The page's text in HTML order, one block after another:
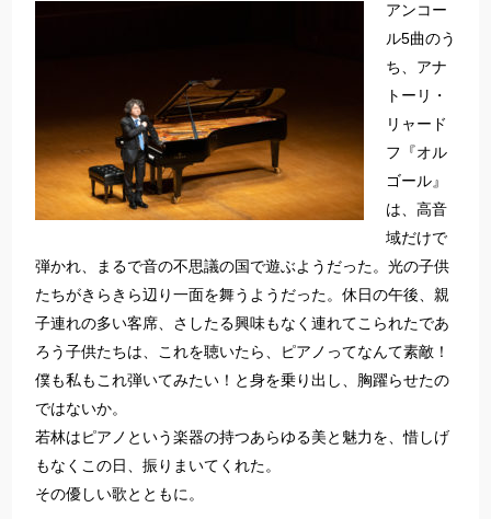
アンコー
ル5曲のう
ち、アナ
トーリ・
リャード
フ『オル
ゴール』
は、高音
域だけで
弾かれ、まるで音の不思議の国で遊ぶようだった。光の子供
たちがきらきら辺り一面を舞うようだった。休日の午後、親
子連れの多い客席、さしたる興味もなく連れてこられたであ
ろう子供たちは、これを聴いたら、ピアノってなんて素敵！
僕も私もこれ弾いてみたい！と身を乗り出し、胸躍らせたの
ではないか。
若林はピアノという楽器の持つあらゆる美と魅力を、惜しげ
もなくこの日、振りまいてくれた。
その優しい歌とともに。